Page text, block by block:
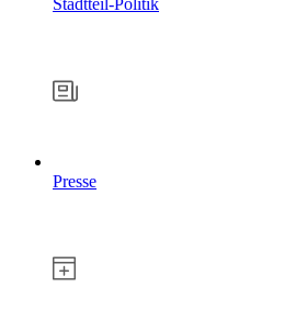
Stadtteil-Politik
Presse